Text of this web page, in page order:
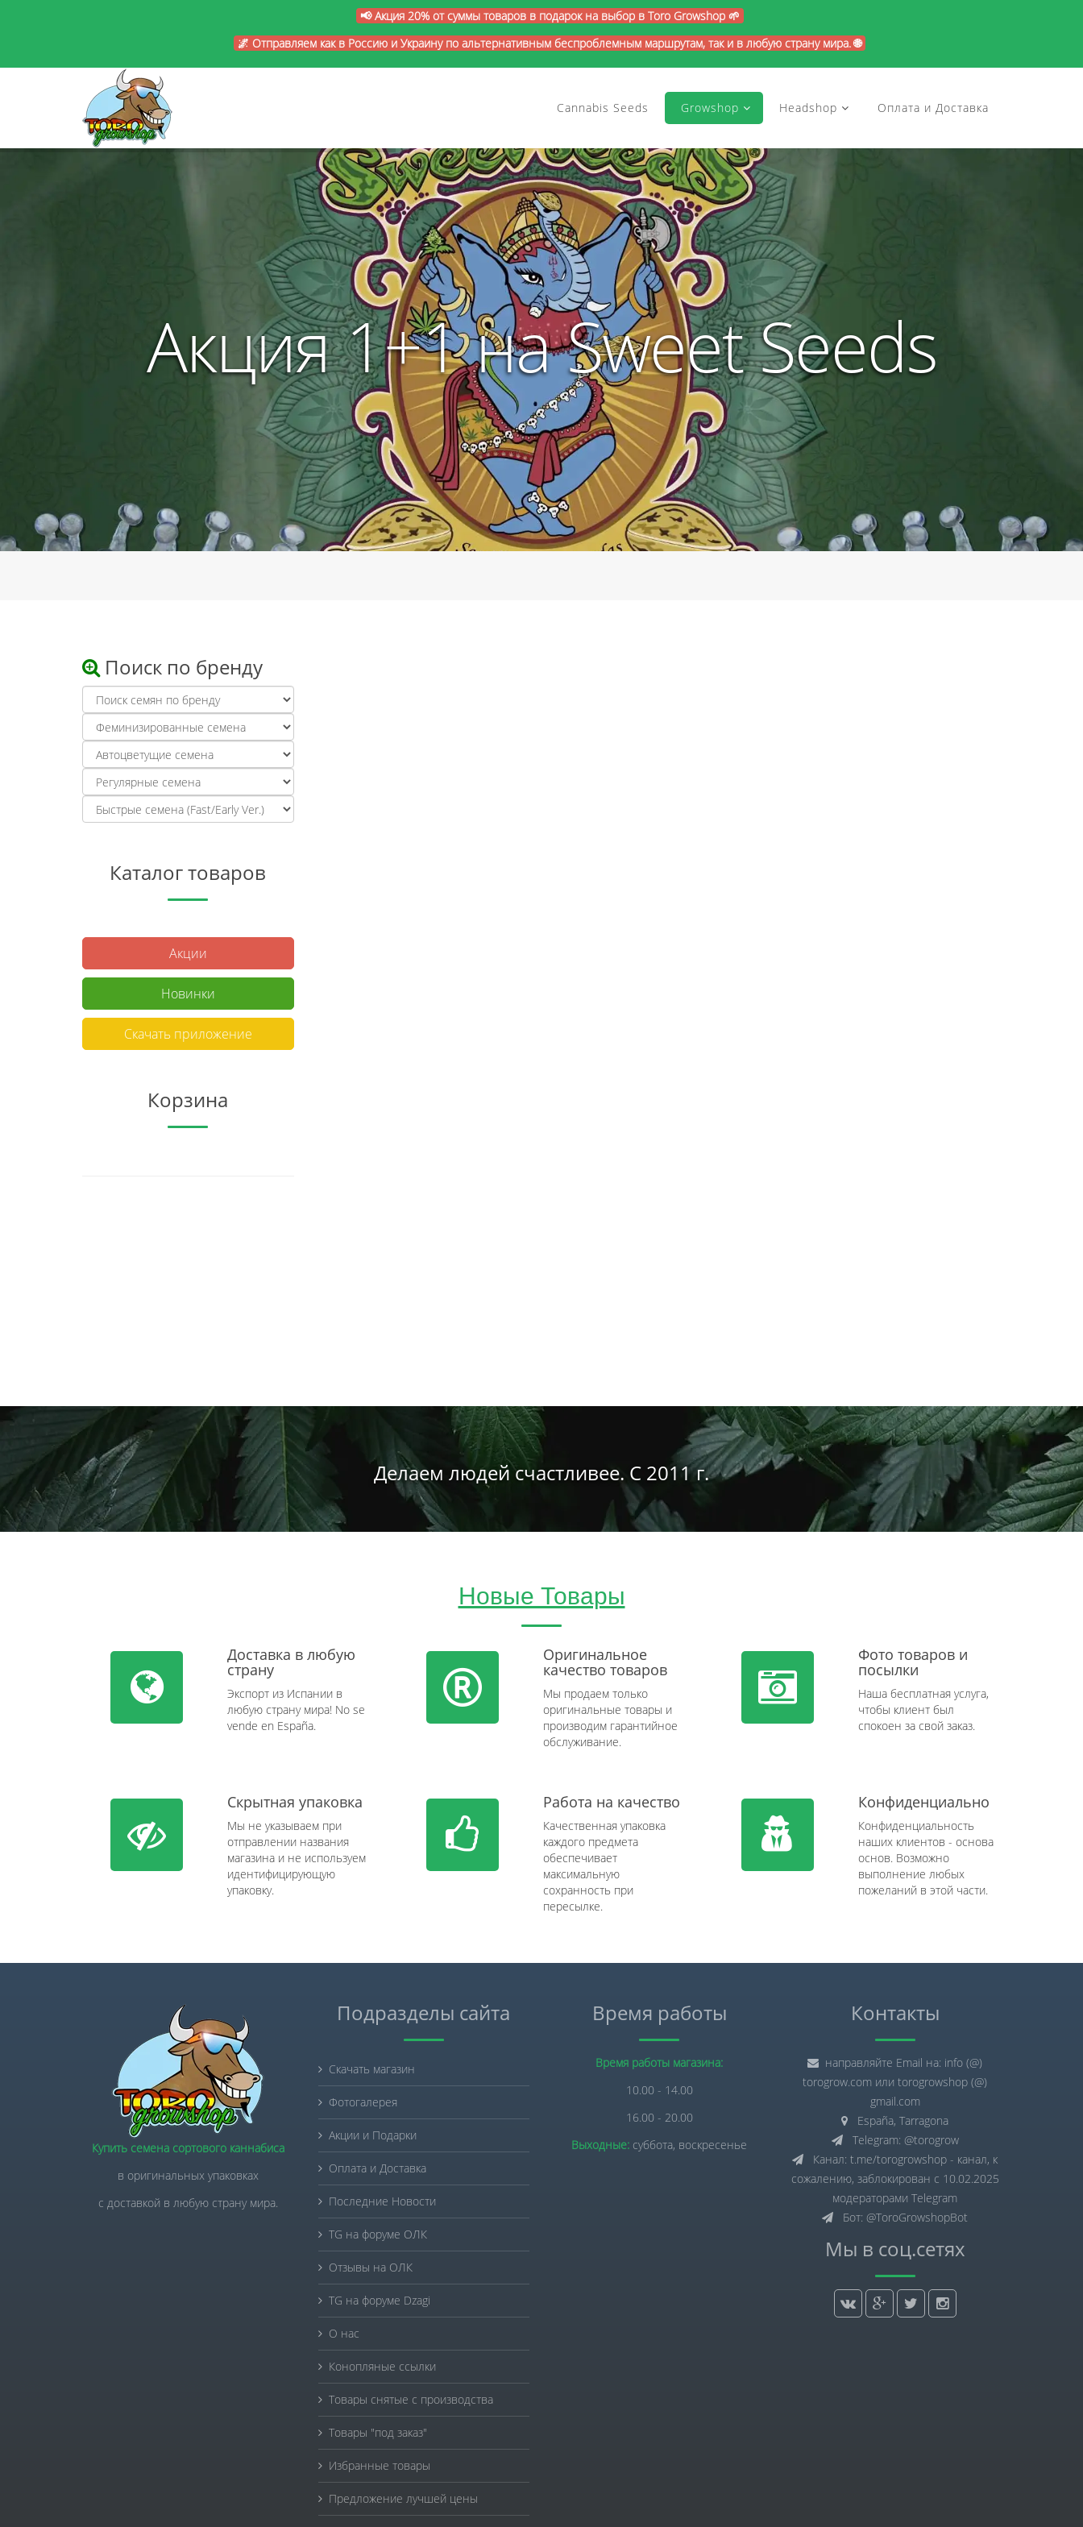
📢 Акция 20% от суммы товаров в подарок на выбор в Toro Growshop 🌱
🌌 Отправляем как в Россию и Украину по альтернативным беспроблемным маршрутам, так и в любую страну мира. 🌐
Cannabis Seeds Growshop Headshop Оплата и Доставка
Акция 1+1 на Sweet Seeds
Поиск по бренду
Каталог товаров
Акции
Новинки
Скачать приложение
Корзина
Делаем людей счастливее. С 2011 г.
Новые Товары
Доставка в любую
страну
Экспорт из Испании в
любую страну мира! No se
vende en España.
Оригинальное
качество товаров
Мы продаем только
оригинальные товары и
производим гарантийное
обслуживание.
Фото товаров и
посылки
Наша бесплатная услуга,
чтобы клиент был
спокоен за свой заказ.
Скрытная упаковка
Мы не указываем при
отправлении названия
магазина и не используем
идентифицирующую
упаковку.
Работа на качество
Качественная упаковка
каждого предмета
обеспечивает
максимальную
сохранность при
пересылке.
Конфиденциально
Конфиденциальность
наших клиентов - основа
основ. Возможно
выполнение любых
пожеланий в этой части.
Купить семена сортового каннабиса
в оригинальных упаковках
с доставкой в любую страну мира.
Подразделы сайта
Скачать магазин
Фотогалерея
Акции и Подарки
Оплата и Доставка
Последние Новости
TG на форуме ОЛК
Отзывы на ОЛК
TG на форуме Dzagi
О нас
Конопляные ссылки
Товары снятые с производства
Товары "под заказ"
Избранные товары
Предложение лучшей цены
Время работы
Время работы магазина:
10.00 - 14.00
16.00 - 20.00
Выходные: суббота, воскресенье
Контакты
направляйте Email на: info (@)
torogrow.com или torogrowshop (@)
gmail.com
España, Tarragona
Telegram: @torogrow
Канал: t.me/torogrowshop - канал, к
сожалению, заблокирован с 10.02.2025
модераторами Telegram
Бот: @ToroGrowshopBot
Мы в соц.сетях